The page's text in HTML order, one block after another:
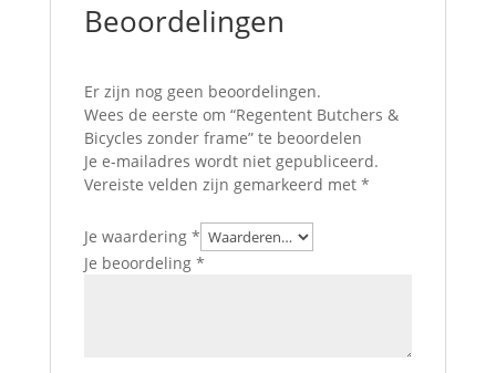
Beoordelingen
Er zijn nog geen beoordelingen.
Wees de eerste om “Regentent Butchers &
Bicycles zonder frame” te beoordelen
Je e-mailadres wordt niet gepubliceerd.
Vereiste velden zijn gemarkeerd met *
Je waardering *
Je beoordeling *